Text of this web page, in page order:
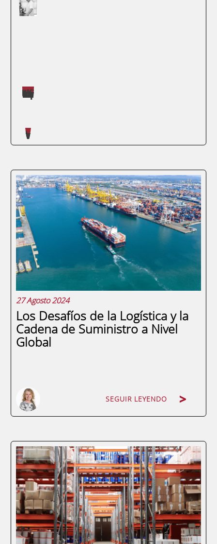
Máster impartidos por Daniel Román Barker
El transporte intermodal ha emergido
como una solución estratégica en el ámbito
logístico, integrando diferentes medios de
transporte para optimizar el traslado de
mercancías. Este enfoque no solo reduce
costos operativos, sino que también
promueve...
27 Agosto 2024
Los Desafíos de la Logística y la
Cadena de Suministro a Nivel
Global
SEGUIR LEYENDO
Impacto de las Condiciones Geopolíticas en
las Cadenas de SuministroEn el entorno
actual, las cadenas de suministro globales
enfrentan desafíos significativos debido a
las cambiantes condiciones geopolíticas y
medioambientales. En este artículo...